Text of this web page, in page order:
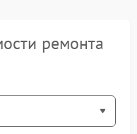
ремонта